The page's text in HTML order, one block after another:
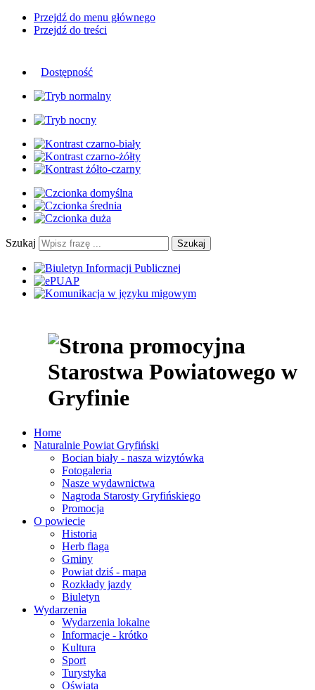
Przejdź do menu głównego
Przejdź do treści
Dostępność
Szukaj Szukaj
Home
Naturalnie Powiat Gryfiński
Bocian biały - nasza wizytówka
Fotogaleria
Nasze wydawnictwa
Nagroda Starosty Gryfińskiego
Promocja
O powiecie
Historia
Herb flaga
Gminy
Powiat dziś - mapa
Rozkłady jazdy
Biuletyn
Wydarzenia
Wydarzenia lokalne
Informacje - krótko
Kultura
Sport
Turystyka
Oświata